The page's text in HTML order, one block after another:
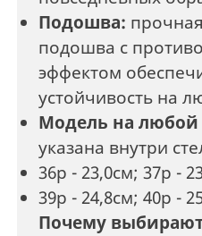
Подошва:
подошва с
эффектом
устойчивость на
Модель на
указана внутри
36р - 23,0см; 37р -
39р - 24,8см; 40р -
Почему